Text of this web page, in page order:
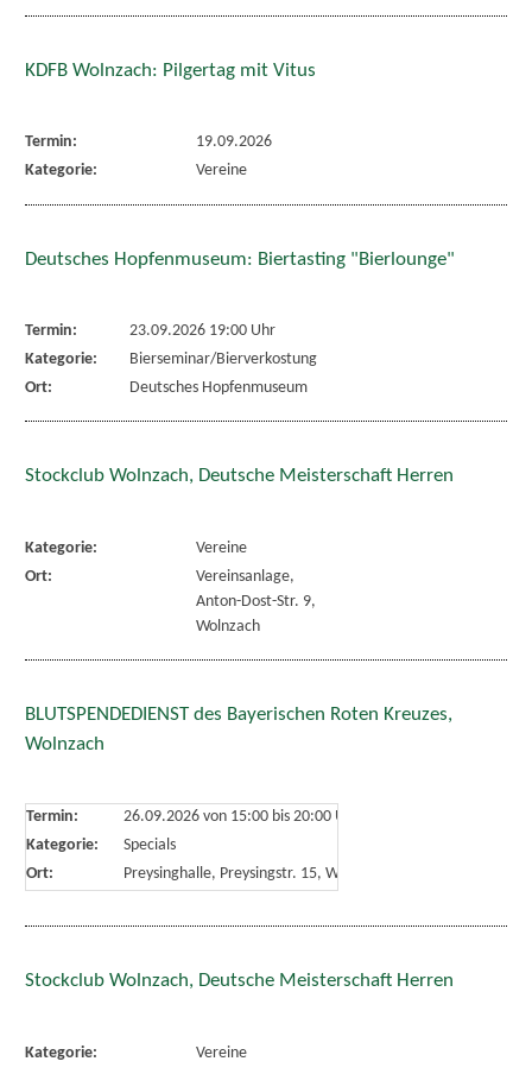
KDFB Wolnzach: Pilgertag mit Vitus
Termin:
19.09.2026
Kategorie:
Vereine
Deutsches Hopfenmuseum: Biertasting "Bierlounge"
Termin:
23.09.2026 19:00 Uhr
Kategorie:
Bierseminar/Bierverkostung
Ort:
Deutsches Hopfenmuseum
Stockclub Wolnzach, Deutsche Meisterschaft Herren
Kategorie:
Vereine
Ort:
Vereinsanlage,
Anton-Dost-Str. 9,
Wolnzach
BLUTSPENDEDIENST des Bayerischen Roten Kreuzes,
Wolnzach
Termin: 26.09.2026 von 15:00bis 20:00 Uhr
Kategorie:
Specials
Ort:
Preysinghalle, Preysingstr. 15, Wolnzach
Stockclub Wolnzach, Deutsche Meisterschaft Herren
Kategorie:
Vereine